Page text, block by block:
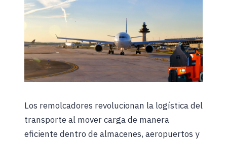
Los remolcadores revolucionan la logística del
transporte al mover carga de manera
eficiente dentro de almacenes, aeropuertos y